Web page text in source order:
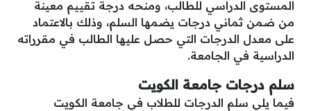
المستوى الدراسي للطالب، ومنحه درجة تقييم معينة
من ضمن ثماني درجات يضمها السلم، وذلك بالاعتماد
على معدل الدرجات التي حصل عليها الطالب في مقرراته
الدراسية في الجامعة.
سلم درجات جامعة الكويت
فيما يلي سلم الدرجات للطلاب في جامعة الكويت